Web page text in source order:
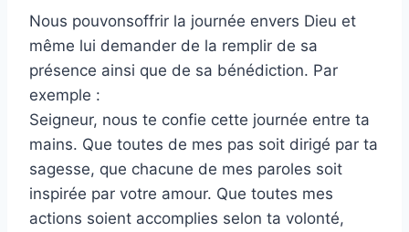
Nous pouvonsoffrir la journée envers Dieu et
même lui demander de la remplir de sa
présence ainsi que de sa bénédiction. Par
exemple :
Seigneur, nous te confie cette journée entre ta
mains. Que toutes de mes pas soit dirigé par ta
sagesse, que chacune de mes paroles soit
inspirée par votre amour. Que toutes mes
actions soient accomplies selon ta volonté,